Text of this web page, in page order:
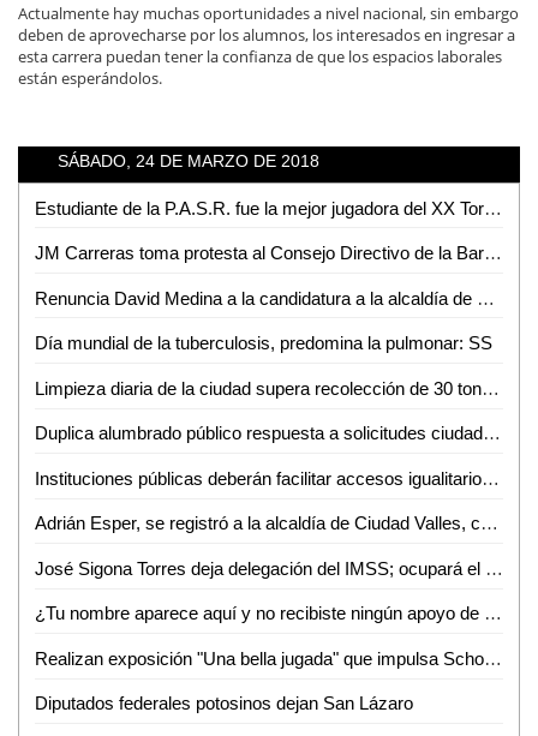
Actualmente hay muchas oportunidades a nivel nacional, sin embargo
deben de aprovecharse por los alumnos, los interesados en ingresar a
esta carrera puedan tener la confianza de que los espacios laborales
están esperándolos.
SÁBADO, 24 DE MARZO DE 2018
Estudiante de la P.A.S.R. fue la mejor jugadora del XX Torneo Estatal Intersecundarias
JM Carreras toma protesta al Consejo Directivo de la Barra Mexicana, Colegio de Abogados de SLP
Renuncia David Medina a la candidatura a la alcaldía de Valles
Día mundial de la tuberculosis, predomina la pulmonar: SS
Limpieza diaria de la ciudad supera recolección de 30 toneladas de desechos
Duplica alumbrado público respuesta a solicitudes ciudadanas
Instituciones públicas deberán facilitar accesos igualitarios a personas con discapacidad
Adrián Esper, se registró a la alcaldía de Ciudad Valles, como independiente
José Sigona Torres deja delegación del IMSS; ocupará el mismo cargo en Morelos
¿Tu nombre aparece aquí y no recibiste ningún apoyo de los diputados?
Realizan exposición "Una bella jugada" que impulsa Scholas Ocurrentes y el Atlético de San Luis
Diputados federales potosinos dejan San Lázaro